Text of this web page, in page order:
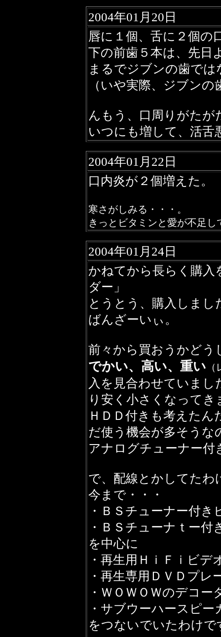
2004年01月20日
唇に１個、舌に２個の
下の前歯５本は、先日
まるでジブンの歯で
（いや実際、ジブン
んもう、口周りがたが
いつにも増して、活舌
2004年01月22日
口内炎が２個増えた。
寒さがしみる・・・。
きっとビタミンと愛が不足し
2004年01月24日
かねてから長らく購入
ダー」
とうとう、購入しまし
ばんざーいぃ。
前々から買おうかどう
でかい、高い、重い
入を見合わせていまし
り安く小さくなって
ＨＤＤ付きも考えた
だ使う機会が多そうな
アナログチューナー付
で、配線とかしてたわ
今まで・・・
・ＢＳチューナー付き
・ＢＳチューナｔー付
を中心に
・再生用ＨｉＦｉビデ
・再生専用ＤＶＤプレ
・ＷＯＷＯＷのデコー
・サブウーハースピー
をつないでいたわけで